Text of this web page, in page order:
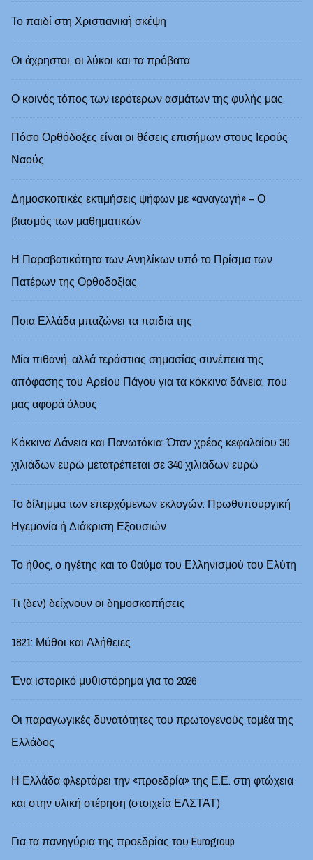
Το παιδί στη Χριστιανική σκέψη
Οι άχρηστοι, οι λύκοι και τα πρόβατα
Ο κοινός τόπος των ιερότερων ασμάτων της φυλής μας
Πόσο Ορθόδοξες είναι οι θέσεις επισήμων στους Ιερούς
Ναούς
Δημοσκοπικές εκτιμήσεις ψήφων με «αναγωγή» – Ο
βιασμός των μαθηματικών
Η Παραβατικότητα των Ανηλίκων υπό το Πρίσμα των
Πατέρων της Ορθοδοξίας
Ποια Ελλάδα μπαζώνει τα παιδιά της
Μία πιθανή, αλλά τεράστιας σημασίας συνέπεια της
απόφασης του Αρείου Πάγου για τα κόκκινα δάνεια, που
μας αφορά όλους
Κόκκινα Δάνεια και Πανωτόκια: Όταν χρέος κεφαλαίου 30
χιλιάδων ευρώ μετατρέπεται σε 340 χιλιάδων ευρώ
Το δίλημμα των επερχόμενων εκλογών: Πρωθυπουργική
Ηγεμονία ή Διάκριση Εξουσιών
Το ήθος, ο ηγέτης και το θαύμα του Ελληνισμού του Ελύτη
Τι (δεν) δείχνουν οι δημοσκοπήσεις
1821: Μύθοι και Αλήθειες
Ένα ιστορικό μυθιστόρημα για το 2026
Οι παραγωγικές δυνατότητες του πρωτογενούς τομέα της
Ελλάδος
Η Ελλάδα φλερτάρει την «προεδρία» της Ε.Ε. στη φτώχεια
και στην υλική στέρηση (στοιχεία ΕΛΣΤΑΤ)
Για τα πανηγύρια της προεδρίας του Eurogroup